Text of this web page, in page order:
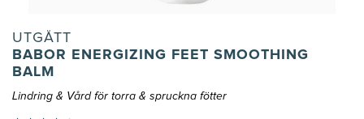
UTGÅTT
BABOR ENERGIZING FEET SMOOTHING
BALM
Lindring & Vård för torra & spruckna fötter